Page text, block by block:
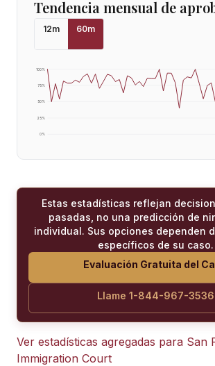
Tendencia mensual de
12m 60m
0%
25%
50%
75%
100%
Estas estadísticas reflejan
pasadas, no una predicción de
individual. Sus opciones dependen
específicos de su caso.
Evaluación Gratuita del
Llame 1-844-967-3536
Ver estadísticas agregadas para San
Immigration Court